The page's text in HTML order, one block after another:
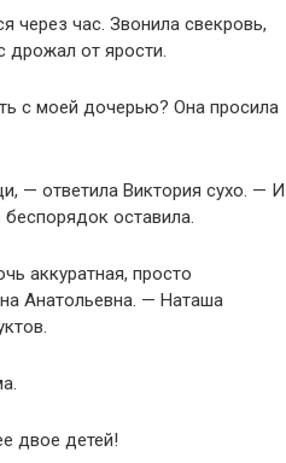
через час. Звонила свекровь,
дрожал от ярости.
с моей дочерью? Она просила
— ответила Виктория сухо. — И
оставила.
аккуратная, просто
Анатольевна. — Наташа
двое детей!